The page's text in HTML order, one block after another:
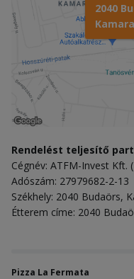
2040
Rendelést teljesítő
Cégnév: ATFM-Invest Kft.
Adószám: 27979682-2-13
Székhely: 2040 Budaörs,
Étterem címe: 2040
Pizza La Fermata